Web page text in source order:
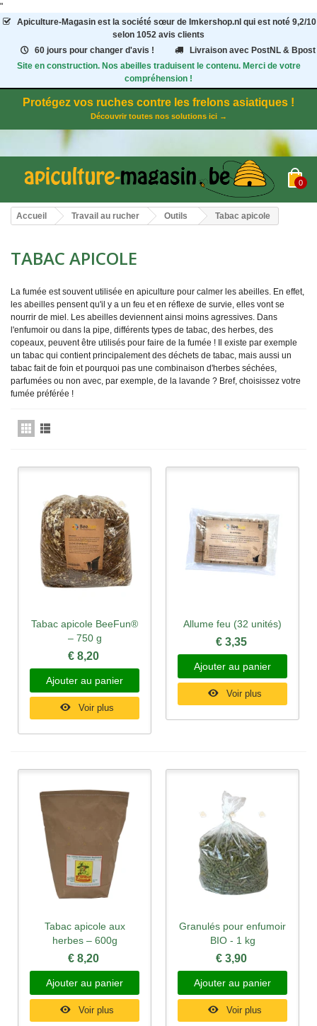
"
Apiculture-Magasinest la société sœur de Imkershop.nl qui est noté 9,2/10
selon 1052 avis clients
60 jours pour changer d'avis !
Livraison avec PostNL & Bpost
Site en construction. Nos abeilles traduisent le contenu. Merci de votre
compréhension !
Protégez vos ruches contre les frelons asiatiques !
Découvrir toutes nos solutions ici →
0
Accueil Travail au rucher Outils Tabac apicole
TABAC APICOLE
La fumée est souvent utilisée en apiculture pour calmer les abeilles. En effet,
les abeilles pensent qu'il y a un feu et en réflexe de survie, elles vont se
nourrir de miel. Les abeilles deviennent ainsi moins agressives. Dans
l'enfumoir ou dans la pipe, différents types de tabac, des herbes, des
copeaux, peuvent être utilisés pour faire de la fumée ! Il existe par exemple
un tabac qui contient principalement des déchets de tabac, mais aussi un
tabac fait de foin et pourquoi pas une combinaison d'herbes séchées,
parfumées ou non avec, par exemple, de la lavande ? Bref, choisissez votre
fumée préférée !
Tabac apicole BeeFun®
– 750 g
€ 8,20
Ajouter au panier
Voir plus
Allume feu (32 unités)
€ 3,35
Ajouter au panier
Voir plus
Tabac apicole aux
herbes – 600g
€ 8,20
Ajouter au panier
Voir plus
Granulés pour enfumoir
BIO - 1 kg
€ 3,90
Ajouter au panier
Voir plus